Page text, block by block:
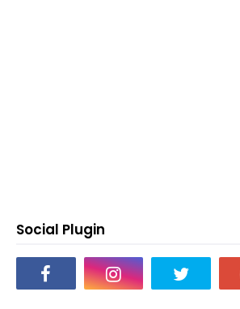
Social Plugin